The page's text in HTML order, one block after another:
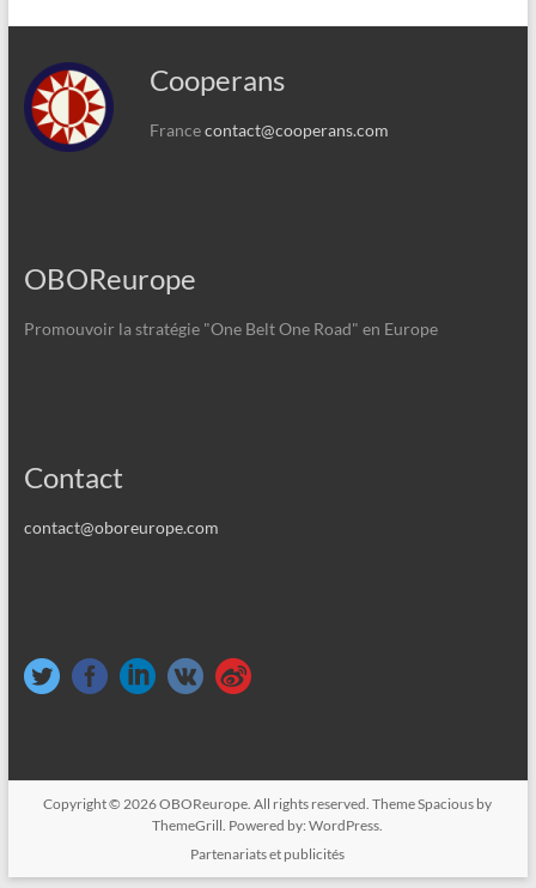
Cooperans
Francecontact@cooperans.com
OBOReurope
Promouvoir la stratégie "One Belt One Road" en Europe
Contact
contact@oboreurope.com
Copyright © 2026OBOReurope. All rights reserved. ThemeSpacious by
ThemeGrill. Powered by:WordPress.
Partenariats et publicités